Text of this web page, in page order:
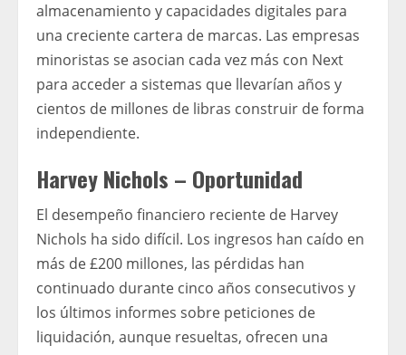
almacenamiento y capacidades digitales para
una creciente cartera de marcas. Las empresas
minoristas se asocian cada vez más con Next
para acceder a sistemas que llevarían años y
cientos de millones de libras construir de forma
independiente.
Harvey Nichols – Oportunidad
El desempeño financiero reciente de Harvey
Nichols ha sido difícil. Los ingresos han caído en
más de £200 millones, las pérdidas han
continuado durante cinco años consecutivos y
los últimos informes sobre peticiones de
liquidación, aunque resueltas, ofrecen una